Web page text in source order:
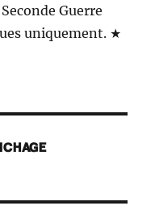
Guerre
uniquement. ★